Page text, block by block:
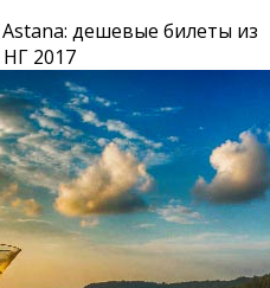
дешевые билеты из
2017